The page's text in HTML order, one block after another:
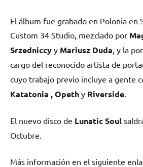
El álbum fue grabado en Polonia en
Custom 34 Studio, mezclado por
Srzedniccy y Mariusz Duda , y la
cargo del reconocido artista de
cuyo trabajo previo incluye a gente
Katatonia , Opeth y Riverside
El nuevo disco de Lunatic Soul
Octubre.
Más información en el siguiente